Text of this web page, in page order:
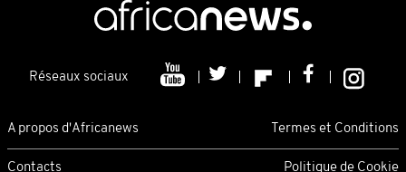
Réseaux sociaux
A propos d'Africanews Termes et Conditions
Contacts Politique de Cookie